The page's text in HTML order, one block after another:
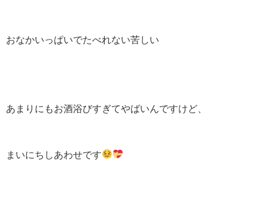
おなかいっぱいでたべれない苦しい
あまりにもお酒浴びすぎてやばいんですけど、
まいにちしあわせです